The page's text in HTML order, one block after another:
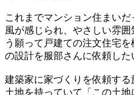
これまでマンション住まい
風が感じられ、やさしい雰
う願って戸建ての注文住宅
の設計を服部さんに依頼した
建築家に家づくりを依頼す
土地を持っていて「この土